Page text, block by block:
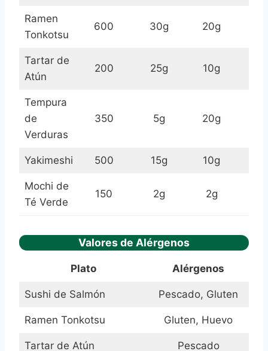
Ramen
Tonkotsu
600 30g 20g
Tartar de
Atún
200 25g 10g
Tempura
de
Verduras
350 5g 20g
Yakimeshi 500 15g 10g
Mochi de
Té Verde
150 2g 2g
Valores de Alérgenos
Plato Alérgenos
Sushi de Salmón Pescado, Gluten
Ramen Tonkotsu Gluten, Huevo
Tartar de Atún Pescado